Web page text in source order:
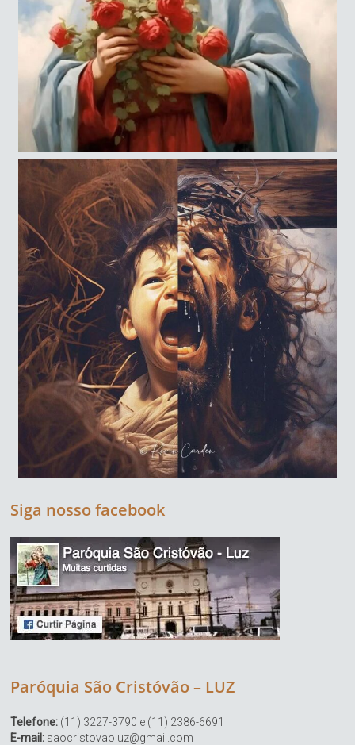
Siga nosso facebook
Paróquia São Cristóvão – LUZ
Telefone: (11) 3227-3790 e (11) 2386-6691
E-mail: saocristovaoluz@gmail.com